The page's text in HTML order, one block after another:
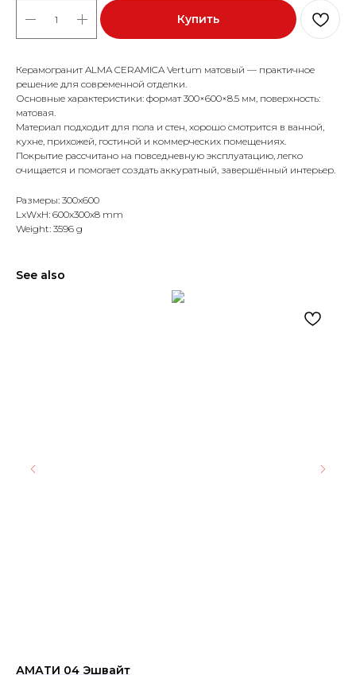
Купить
Керамогранит ALMA CERAMICA Vertum матовый — практичное
решение для современной отделки.
Основные характеристики: формат 300×600×8.5 мм, поверхность:
матовая.
Материал подходит для пола и стен, хорошо смотрится в ванной,
кухне, прихожей, гостиной и коммерческих помещениях.
Покрытие рассчитано на повседневную эксплуатацию, легко
очищается и помогает создать аккуратный, завершённый интерьер.
Размеры: 300x600
LxWxH: 600x300x8 mm
Weight: 3596 g
See also
АМАТИ 04 Эшвайт